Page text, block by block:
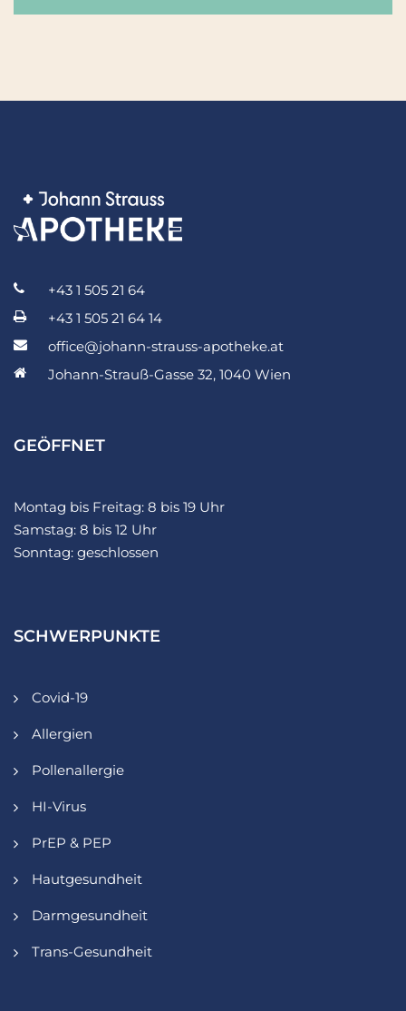
+43 1 505 21 64
+43 1 505 21 64 14
office@johann-strauss-apotheke.at
Johann-Strauß-Gasse 32, 1040 Wien
GEÖFFNET
Montag bis Freitag: 8 bis 19 Uhr
Samstag: 8 bis 12 Uhr
Sonntag: geschlossen
SCHWERPUNKTE
Covid-19
Allergien
Pollenallergie
HI-Virus
PrEP & PEP
Hautgesundheit
Darmgesundheit
Trans-Gesundheit